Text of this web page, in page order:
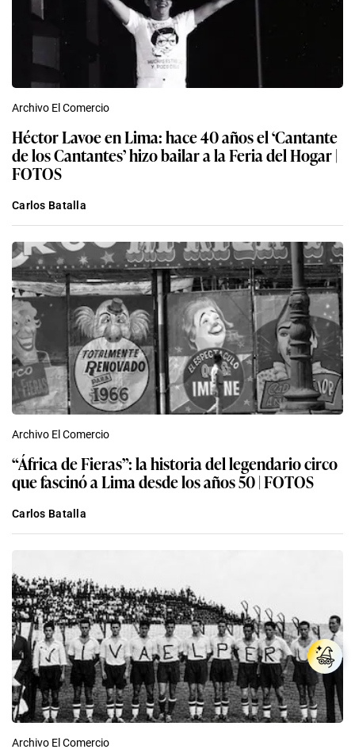
Archivo El Comercio
Héctor Lavoe en Lima: hace 40 años el ‘Cantante
de los Cantantes’ hizo bailar a la Feria del Hogar |
FOTOS
Carlos Batalla
Archivo El Comercio
“África de Fieras”: la historia del legendario circo
que fascinó a Lima desde los años 50 | FOTOS
Carlos Batalla
Archivo El Comercio